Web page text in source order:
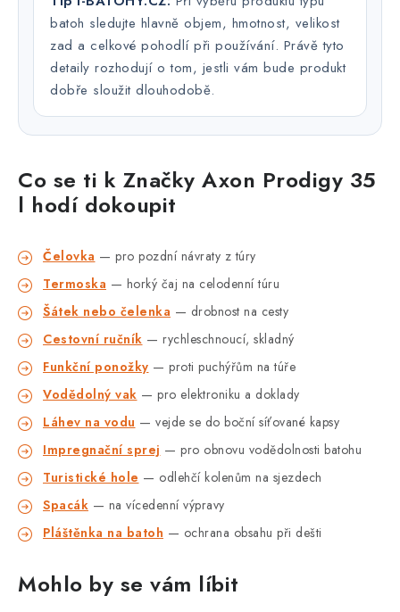
batoh sledujte hlavně objem, hmotnost, velikost
zad a celkové pohodlí při používání. Právě tyto
detaily rozhodují o tom, jestli vám bude produkt
dobře sloužit dlouhodobě.
Co se ti k Značky Axon Prodigy 35
l hodí dokoupit
Čelovka — pro pozdní návraty z túry
Termoska — horký čaj na celodenní túru
Šátek nebo čelenka — drobnost na cesty
Cestovní ručník — rychleschnoucí, skladný
Funkční ponožky — proti puchýřům na túře
Vodědolný vak — pro elektroniku a doklady
Láhev na vodu — vejde se do boční síťované kapsy
Impregnační sprej — pro obnovu vodědolnosti batohu
Turistické hole — odlehčí kolenům na sjezdech
Spacák — na vícedenní výpravy
Pláštěnka na batoh — ochrana obsahu při dešti
Mohlo by se vám líbit